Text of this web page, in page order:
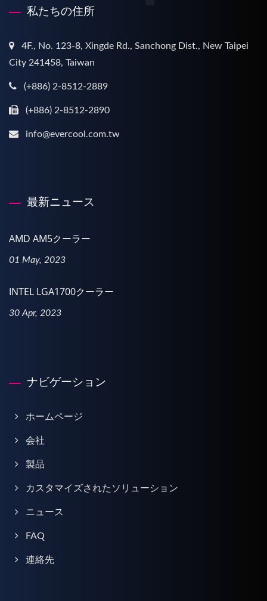
私たちの住所
4F., No. 123-8, Xingde Rd., Sanchong Dist., New Taipei
City 241458, Taiwan
(+886) 2-8512-2889
(+886) 2-8512-2890
info@evercool.com.tw
最新ニュース
AMD AM5クーラー
01 May, 2023
INTEL LGA1700クーラー
30 Apr, 2023
ナビゲーション
ホームページ
会社
製品
カスタマイズされたソリューション
ニュース
FAQ
連絡先